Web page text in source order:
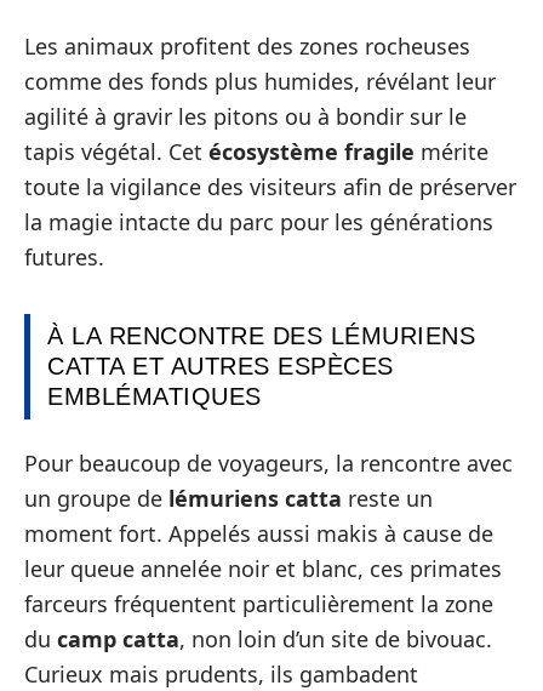
Les animaux profitent des zones rocheuses
comme des fonds plus humides, révélant leur
agilité à gravir les pitons ou à bondir sur le
tapis végétal. Cet écosystème fragile mérite
toute la vigilance des visiteurs afin de préserver
la magie intacte du parc pour les générations
futures.
À LA RENCONTRE DES LÉMURIENS
CATTA ET AUTRES ESPÈCES
EMBLÉMATIQUES
Pour beaucoup de voyageurs, la rencontre avec
un groupe de lémuriens catta reste un
moment fort. Appelés aussi makis à cause de
leur queue annelée noir et blanc, ces primates
farceurs fréquentent particulièrement la zone
du camp catta, non loin d’un site de bivouac.
Curieux mais prudents, ils gambadent